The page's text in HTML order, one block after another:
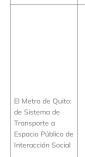
El Metro de Quito:
de Sistema de
Transporte a
Espacio Público de
Interacción Social